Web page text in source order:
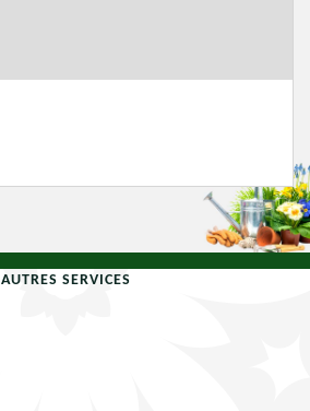
AUTRES SERVICES